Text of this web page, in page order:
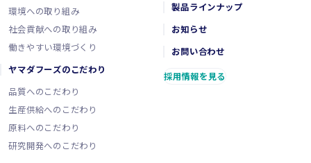
環境への取り組み
社会貢献への取り組み
働きやすい環境づくり
ヤマダフーズのこだわり
品質へのこだわり
生産供給へのこだわり
原料へのこだわり
研究開発へのこだわり
製品ラインナップ
お知らせ
お問い合わせ
採用情報を見る